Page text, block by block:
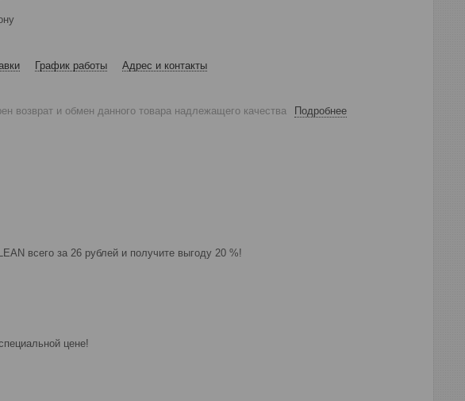
График работы Адрес и контакты
возврат и обмен данного товара надлежащего качества Подробнее
всего за 26 рублей и получите выгоду 20 %!
цене!